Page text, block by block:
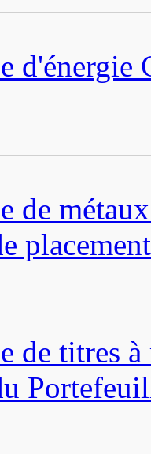
d'énergie
de
placement
de titres